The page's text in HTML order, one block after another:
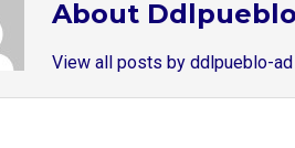
About
View all posts by ddlpueblo-ad